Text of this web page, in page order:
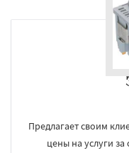
Предлагает своим
цены на услуги